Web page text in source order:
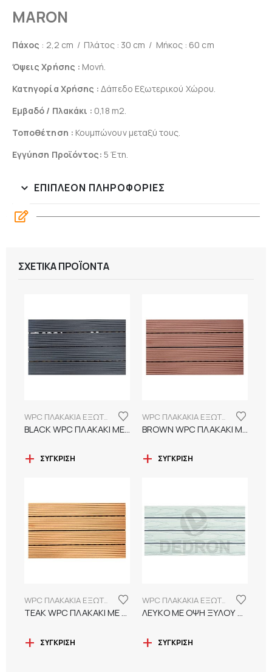
MARON
Πάχος : 2,2 cm / Πλάτος : 30 cm / Μήκος : 60 cm
Όψεις Χρήσης : Μονή.
Κατηγορία Χρήσης :Δάπεδο Εξωτερικού Χώρου.
Εμβαδό / Πλακάκι : 0,18 m2.
Τοποθέτηση : Κουμπώνουν μεταξύ τους.
Εγγύηση Προϊόντος: 5 Έτη.
ΕΠΙΠΛΈΟΝ ΠΛΗΡΟΦΟΡΊΕΣ
ΣΧΕΤΙΚΆ ΠΡΟΪΌΝΤΑ
WPC ΠΛΑΚΑΚΙΑ ΕΞΩΤΕΡΙΚΟΥ ΧΩΡΟΥ
BLACK WPC ΠΛΑΚΑΚΙ ΜΕ ΓΡΑΜΜΕΣ
ΣΎΓΚΡΙΣΗ
WPC ΠΛΑΚΑΚΙΑ ΕΞΩΤΕΡΙΚΟΥ ΧΩΡΟΥ
BROWN WPC ΠΛΑΚΑΚΙ ΜΕ ΓΡΑΜΜΕΣ
ΣΎΓΚΡΙΣΗ
WPC ΠΛΑΚΑΚΙΑ ΕΞΩΤΕΡΙΚΟΥ ΧΩΡΟΥ
TEAK WPC ΠΛΑΚΑΚΙ ΜΕ ΓΡΑΜΜΕΣ
ΣΎΓΚΡΙΣΗ
WPC ΠΛΑΚΑΚΙΑ ΕΞΩΤΕΡΙΚΟΥ ΧΩΡΟΥ
ΛΕΥΚΟ ΜΕ ΟΨΗ ΞΥΛΟΥ WPC ΠΛΑΚΑΚΙ
ΣΎΓΚΡΙΣΗ